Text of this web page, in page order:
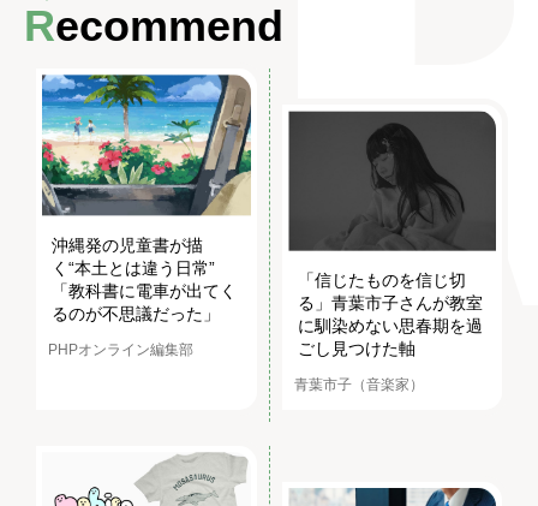
Recommend
沖縄発の児童書が描
く“本土とは違う日常”
「教科書に電車が出てく
るのが不思議だった」
PHPオンライン編集部
「信じたものを信じ切
る」青葉市子さんが教室
に馴染めない思春期を過
ごし見つけた軸
青葉市子（音楽家）